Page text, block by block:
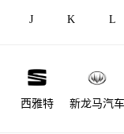
J K L
西雅特 新龙马汽车